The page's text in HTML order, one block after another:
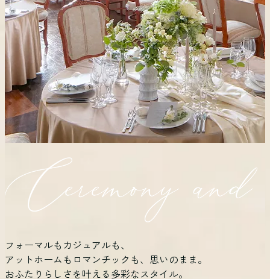
フォーマルもカジュアルも、
アットホームもロマンチックも、思いのまま。
おふたりらしさを叶える多彩なスタイル。